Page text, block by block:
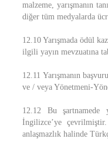
malzeme, yarışmanın
diğer tüm medyalarda
12.10 Yarışmada ödül
ilgili yayın mevzuatına
12.11 Yarışmanın
ve / veya Yönetmeni-
12.12 Bu şartnamede
İngilizce’ye
anlaşmazlık halinde